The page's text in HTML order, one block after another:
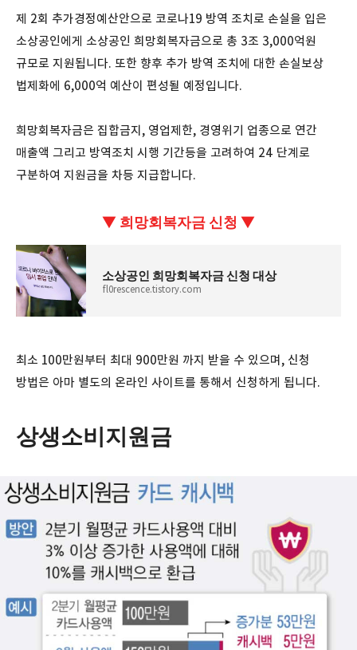
제 2회 추가경정예산안으로 코로나19 방역 조치로 손실을 입은
소상공인에게 소상공인 희망회복자금으로 총 3조 3,000억원
규모로 지원됩니다. 또한 향후 추가 방역 조치에 대한 손실보상
법제화에 6,000억 예산이 편성될 예정입니다.
희망회복자금은 집합금지, 영업제한, 경영위기 업종으로 연간
매출액 그리고 방역조치 시행 기간등을 고려하여 24 단계로
구분하여 지원금을 차등 지급합니다.
▼ 희망회복자금 신청 ▼
소상공인 희망회복자금 신청 대상
fl0rescence.tistory.com
최소 100만원부터 최대 900만원 까지 받을 수 있으며, 신청
방법은 아마 별도의 온라인 사이트를 통해서 신청하게 됩니다.
상생소비지원금